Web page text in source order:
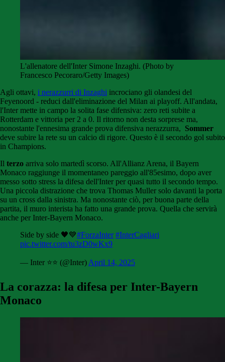
L'allenatore dell'Inter Simone Inzaghi. (Photo by
Francesco Pecoraro/Getty Images)
Agli ottavi, i nerazzurri di Inzaghi incrociano gli olandesi del
Feyenoord - reduci dall'eliminazione del Milan ai playoff. All'andata,
l'Inter mette in campo la solita fase difensiva: zero reti subite a
Rotterdam e vittoria per 2 a 0. Il ritorno non desta sorprese ma,
nonostante l'ennesima grande prova difensiva nerazzurra, Sommer
deve subire la rete su un calcio di rigore. Questo è il secondo gol subito
in Champions.
Il terzo arriva solo martedì scorso. All'Allianz Arena, il Bayern
Monaco raggiunge il momentaneo pareggio all'85esimo, dopo aver
messo sotto stress la difesa dell'Inter per quasi tutto il secondo tempo.
Una piccola distrazione che trova Thomas Muller solo davanti la porta
su un cross dalla sinistra. Ma nonostante ciò, per buona parte della
partita, il muro interista ha fatto una grande prova. Quella che servirà
anche per Inter-Bayern Monaco.
Side by side 🖤💙#ForzaInter #InterCagliari
pic.twitter.com/tu3zD0wKx9
— Inter ⭐⭐ (@Inter) April 14, 2025
La corazza: la difesa per Inter-Bayern
Monaco